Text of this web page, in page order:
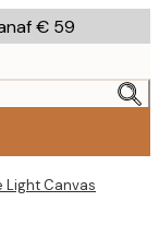
€ 59
Light Canvas